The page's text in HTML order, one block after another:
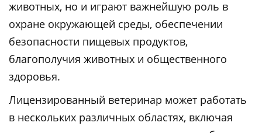
животных, но и играют важнейшую роль в
охране окружающей среды, обеспечении
безопасности пищевых продуктов,
благополучия животных и общественного
здоровья.
Лицензированный ветеринар может работать
в нескольких различных областях, включая